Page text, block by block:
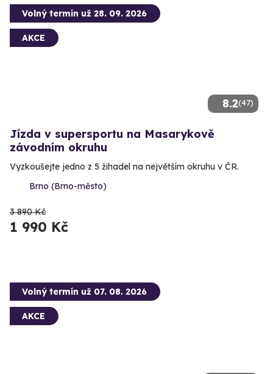
8.2(47)
Volný termín už 28. 09. 2026
AKCE
Jízda v supersportu na Masarykově
závodním okruhu
Vyzkoušejte jedno z 5 žihadel na největším okruhu v ČR.
Brno (Brno-město)
3 890 Kč
1 990 Kč
Volný termín už 07. 08. 2026
AKCE